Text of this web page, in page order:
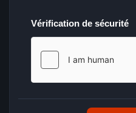
Vérification de sécurité